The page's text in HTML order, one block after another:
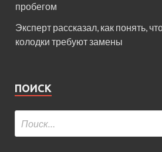
пробегом
Эксперт рассказал, как понять,
колодки требуют замены
ПОИСК